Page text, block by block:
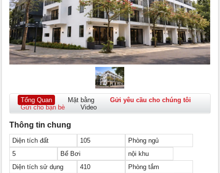
Tổng Quan Mặt bằng
Gửi yêu cầu cho chúng tôi
Gửi cho bạn bè
Video
Thông tin chung
Diện tích đất 105
Phòng ngủ
5
Bể Bơi
nội khu
Diện tích sử dụng
410
Phòng tắm